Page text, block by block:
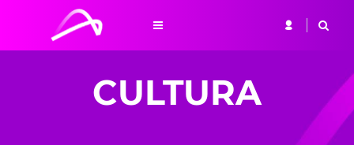
CULTURA